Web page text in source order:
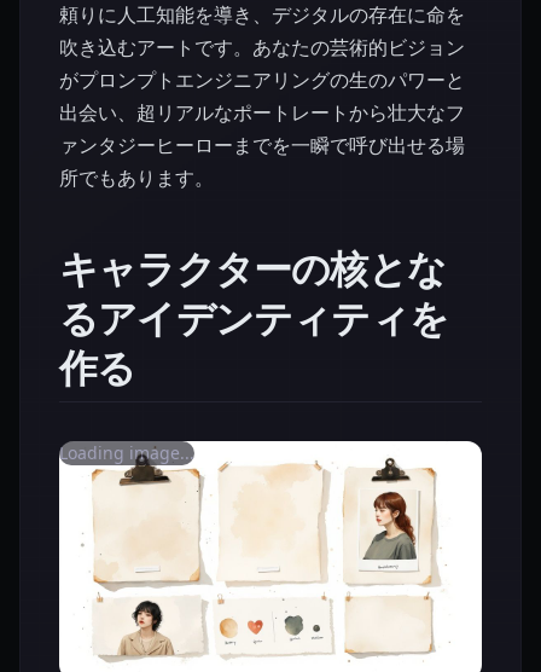
頼りに人工知能を導き、デジタルの存在に命を
吹き込むアートです。あなたの芸術的ビジョン
がプロンプトエンジニアリングの生のパワーと
出会い、超リアルなポートレートから壮大なフ
ァンタジーヒーローまでを一瞬で呼び出せる場
所でもあります。
キャラクターの核とな
るアイデンティティを
作る
Loading image...